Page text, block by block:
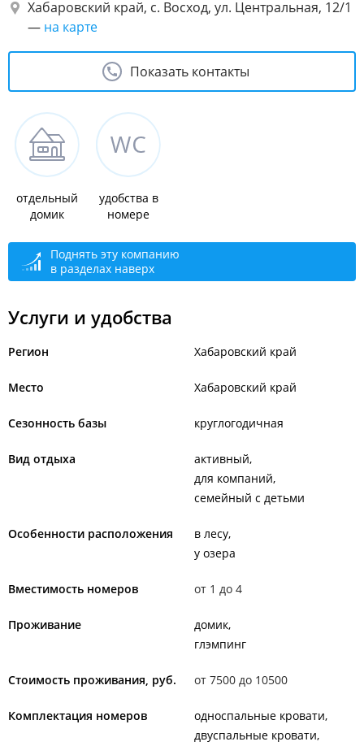
Хабаровский край, с. Восход, ул. Центральная, 12/1​
— на карте
Показать контакты
отдельный
домик
удобства в
номере
Поднять эту компанию
в разделах наверх
Услуги и удобства
Регион Хабаровский край
Место Хабаровский край
Сезонность базы круглогодичная
Вид отдыха
активный
для компаний
семейный с детьми
Особенности расположения
в лесу
у озера
Вместимость номеров от 1 до 4
Проживание
домик
глэмпинг
Стоимость проживания, руб. от 7500 до 10500
Комплектация номеров
односпальные кровати
двуспальные кровати